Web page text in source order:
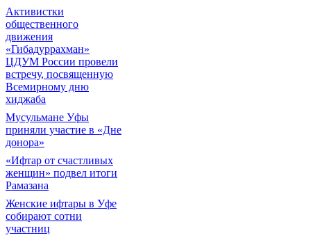
Активистки
общественного
движения
«Гибадуррахман»
ЦДУМ России провели
встречу, посвященную
Всемирному дню
хиджаба
Мусульмане Уфы
приняли участие в «Дне
донора»
«Ифтар от счастливых
женщин» подвел итоги
Рамазана
Женские ифтары в Уфе
собирают сотни
участниц